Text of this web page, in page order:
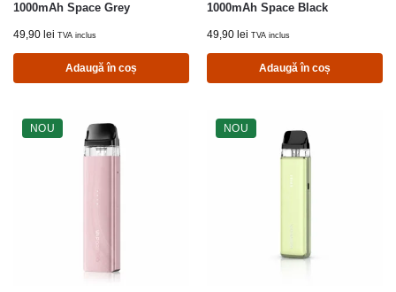
1000mAh Space Grey
49,90 lei TVA inclus
Adaugă în coș
1000mAh Space Black
49,90 lei TVA inclus
Adaugă în coș
NOU NOU